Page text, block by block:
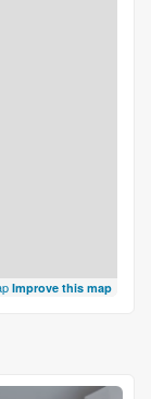
Improve this map